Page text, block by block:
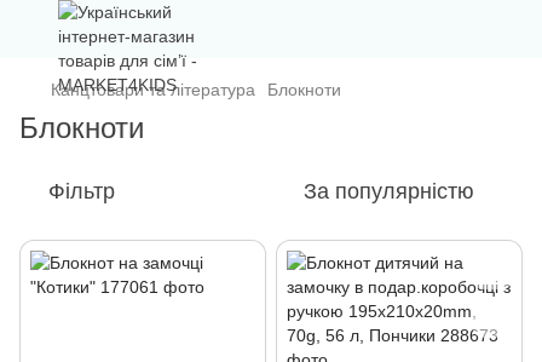
Канцтовари та література Блокноти
Блокноти
Фільтр За популярністю